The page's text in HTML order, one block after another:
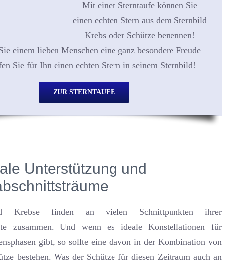
Mit einer Sterntaufe können Sie
einen echten Stern aus dem Sternbild
Krebs oder Schütze benennen!
einem lieben Menschen eine ganz besondere Freude
Sie für Ihn einen echten Stern in seinem Sternbild!
ZUR STERNTAUFE
Unterstützung und
Krebse finden an vielen Schnittpunkten ihrer
zusammen. Und wenn es ideale Konstellationen für
gibt, so sollte eine davon in der Kombination von
bestehen. Was der Schütze für diesen Zeitraum auch an